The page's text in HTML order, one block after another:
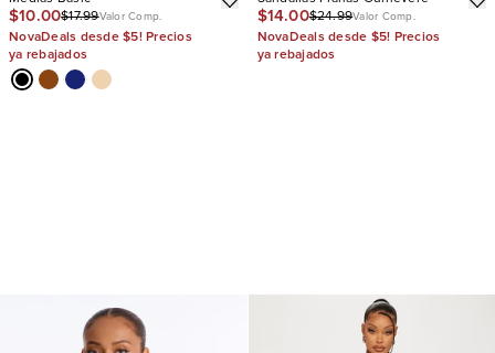
$10.00$17.99Valor Comp.
NovaDeals desde $5! Precios
ya rebajados
$14.00$24.99Valor Comp.
NovaDeals desde $5! Precios
ya rebajados